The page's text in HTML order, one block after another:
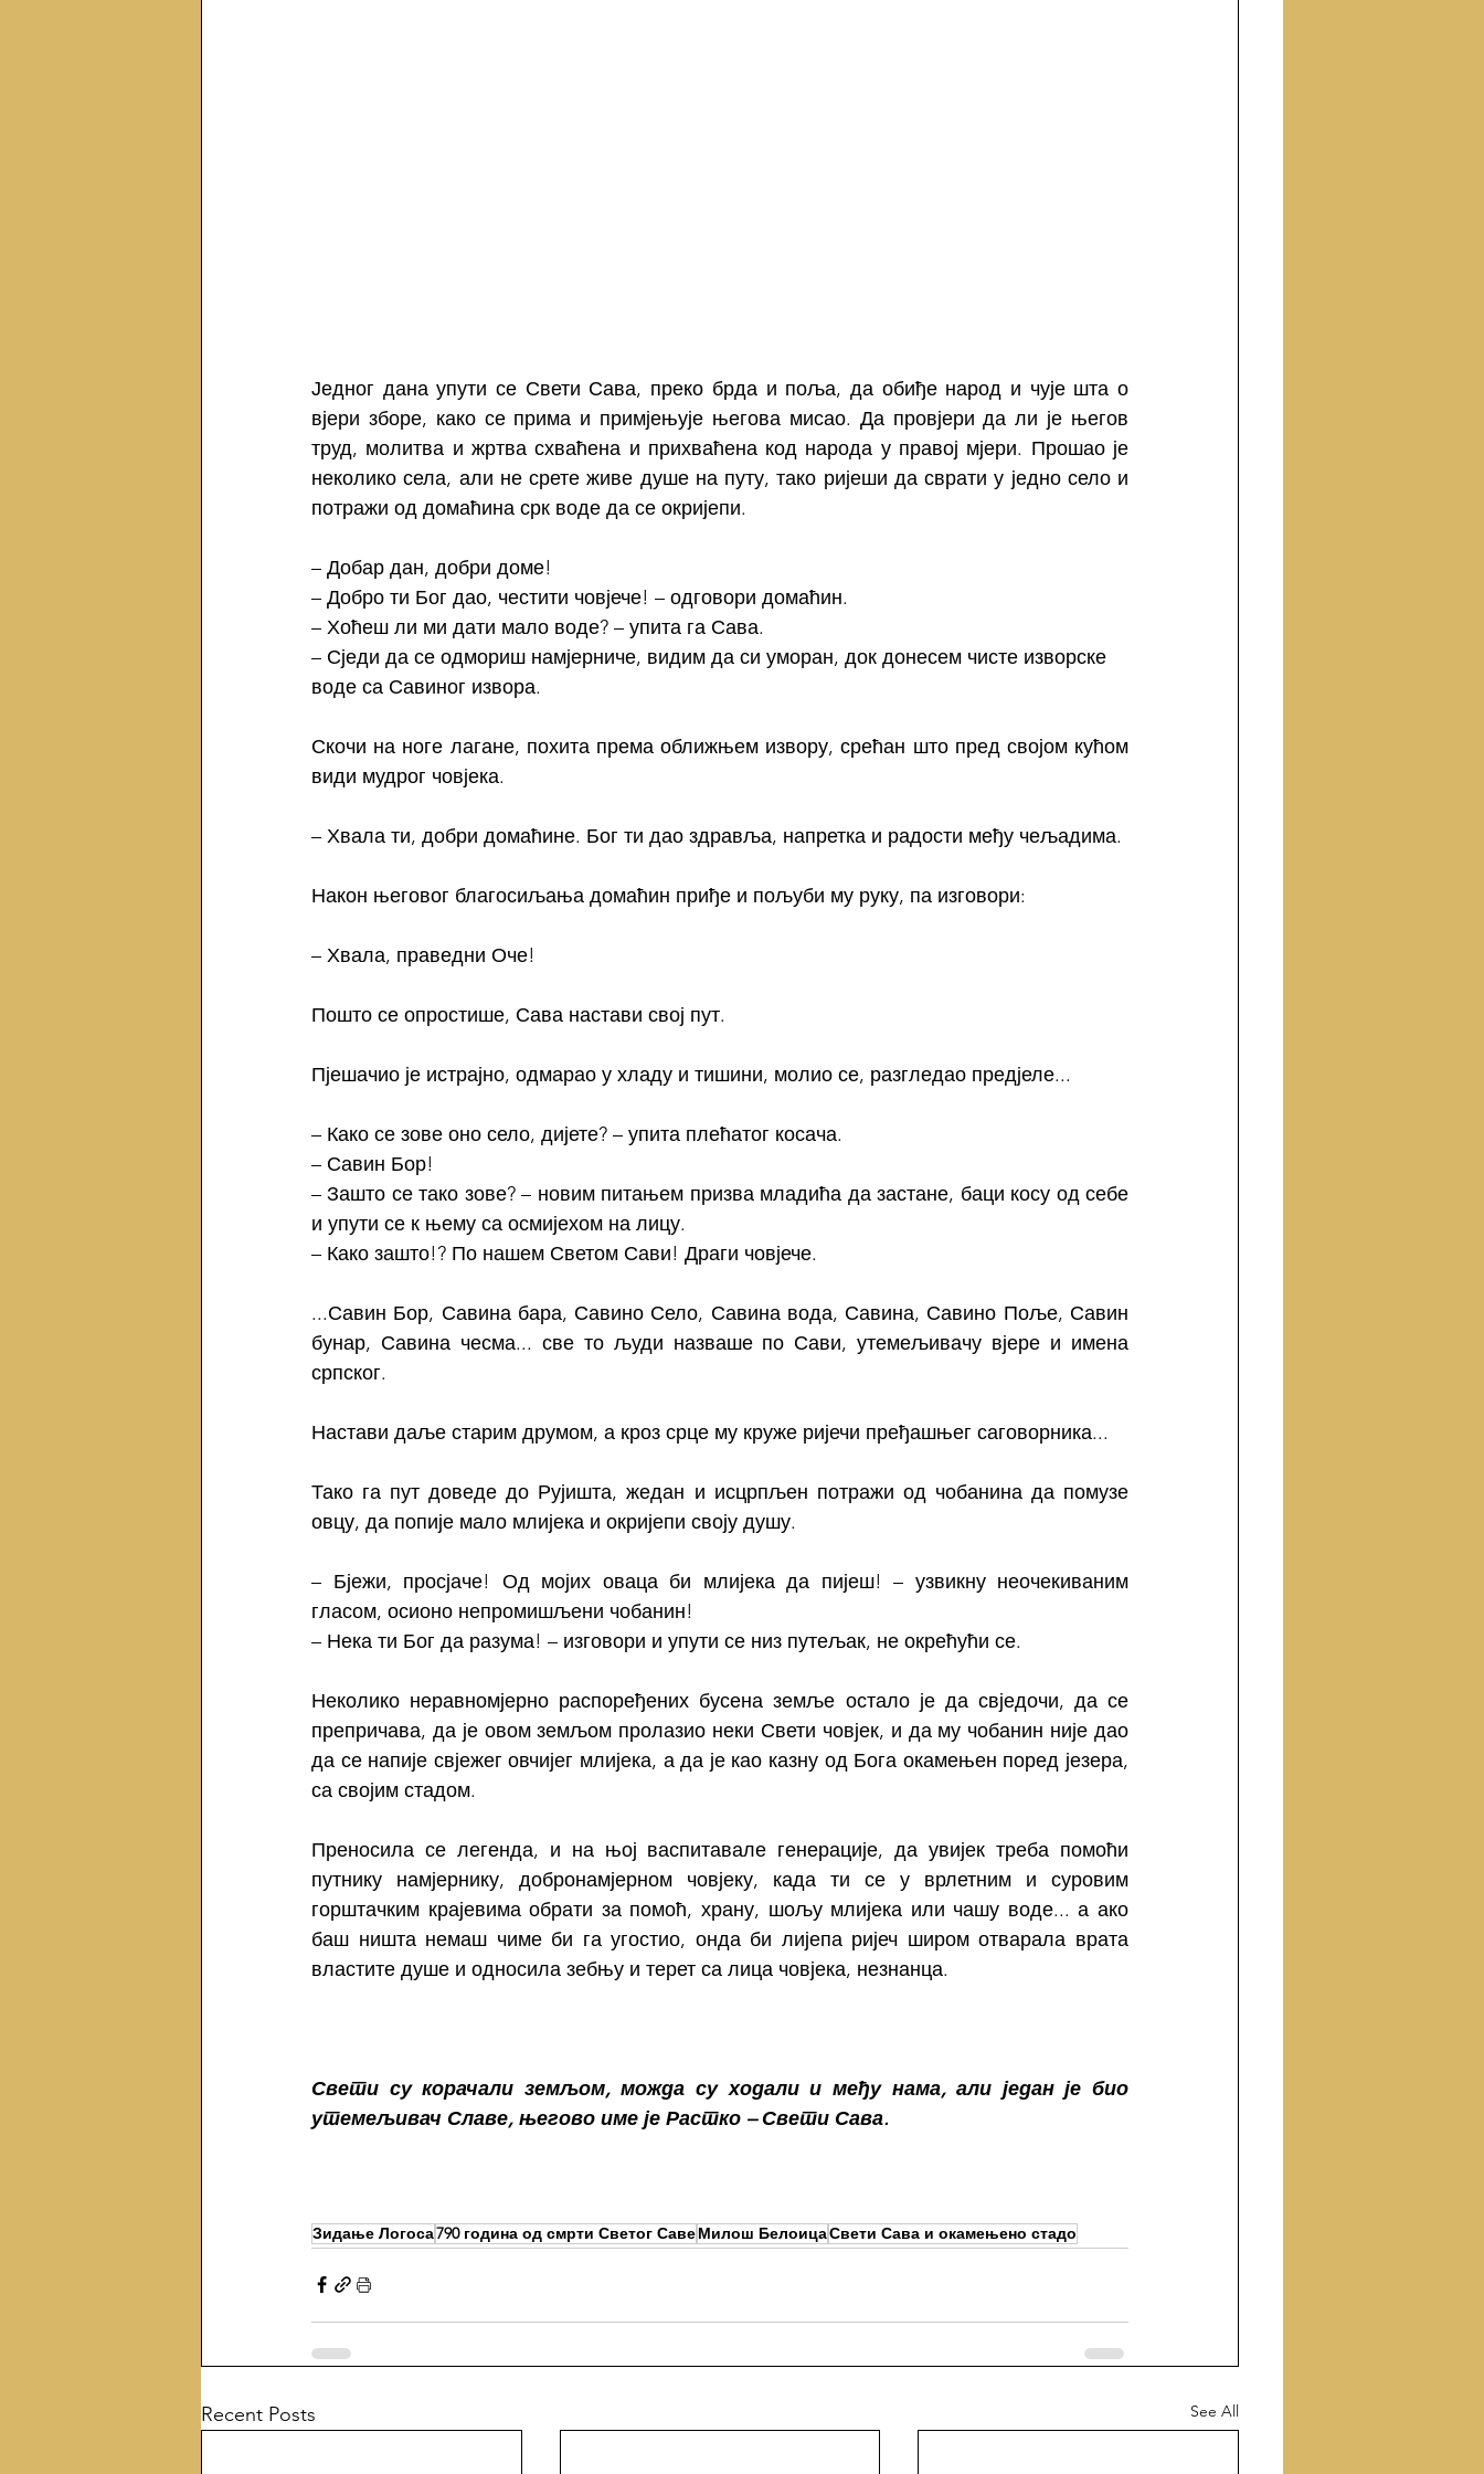
Једног дана упути се Свети Сава, преко брда и поља, да обиђе народ и чује шта о
вјери зборе, како се прима и примјењује његова мисао. Да провјери да ли је његов
труд, молитва и жртва схваћена и прихваћена код народа у правој мјери. Прошао је
неколико села, али не срете живе душе на путу, тако ријеши да сврати у једно село и
потражи од домаћина срк воде да се окријепи.
– Добар дан, добри доме!
– Добро ти Бог дао, честити човјече! – одговори домаћин.
– Хоћеш ли ми дати мало воде? – упита га Сава.
– Сједи да се одмориш намјерниче, видим да си уморан, док донесем чисте изворске
воде са Савиног извора.
Скочи на ноге лагане, похита према оближњем извору, срећан што пред својом кућом
види мудрог човјека.
– Хвала ти, добри домаћине. Бог ти дао здравља, напретка и радости међу чељадима.
Након његовог благосиљања домаћин приђе и пољуби му руку, па изговори:
– Хвала, праведни Оче!
Пошто се опростише, Сава настави свој пут.
Пјешачио је истрајно, одмарао у хладу и тишини, молио се, разгледао предјеле...
– Како се зове оно село, дијете? – упита плећатог косача.
– Савин Бор!
– Зашто се тако зове? – новим питањем призва младића да застане, баци косу од себе
и упути се к њему са осмијехом на лицу.
– Како зашто!? По нашем Светом Сави! Драги човјече.
...Савин Бор, Савина бара, Савино Село, Савина вода, Савина, Савино Поље, Савин
бунар, Савина чесма... све то људи назваше по Сави, утемељивачу вјере и имена
српског.
Настави даље старим друмом, а кроз срце му круже ријечи пређашњег саговорника...
Тако га пут доведе до Рујишта, жедан и исцрпљен потражи од чобанина да помузе
овцу, да попије мало млијека и окријепи своју душу.
– Бјежи, просјаче! Од мојих оваца би млијека да пијеш! – узвикну неочекиваним
гласом, осионо непромишљени чобанин!
– Нека ти Бог да разума! – изговори и упути се низ путељак, не окрећући се.
Неколико неравномјерно распоређених бусена земље остало је да свједочи, да се
препричава, да је овом земљом пролазио неки Свети човјек, и да му чобанин није дао
да се напије свјежег овчијег млијека, а да је као казну од Бога окамењен поред језера,
са својим стадом.
Преносила се легенда, и на њој васпитавале генерације, да увијек треба помоћи
путнику намјернику, добронамјерном човјеку, када ти се у врлетним и суровим
горштачким крајевима обрати за помоћ, храну, шољу млијека или чашу воде... а ако
баш ништа немаш чиме би га угостио, онда би лијепа ријеч широм отварала врата
властите душе и односила зебњу и терет са лица човјека, незнанца.
Свети су корачали земљом, можда су ходали и међу нама, али један је био
утемељивач Славе, његово име је Растко – Свети Сава.
Зидање Логоса790 година од смрти Светог СавеМилош БелоицаСвети Сава и окамењено стадо
Recent Posts See All